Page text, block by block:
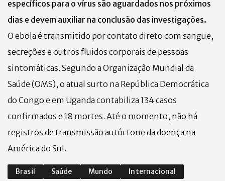
específicos para o vírus são aguardados nos próximos
dias e devem auxiliar na conclusão das investigações.
O ebola é transmitido por contato direto com sangue,
secreções e outros fluidos corporais de pessoas
sintomáticas. Segundo a Organização Mundial da
Saúde (OMS), o atual surto na República Democrática
do Congo e em Uganda contabiliza 134 casos
confirmados e 18 mortes. Até o momento, não há
registros de transmissão autóctone da doença na
América do Sul.
Brasil Saúde Mundo Internacional